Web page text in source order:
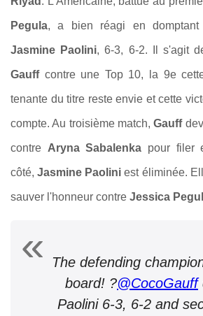
Pegula, a bien réagi en domptant
Jasmine Paolini, 6-3, 6-2. Il s'agit
Gauff contre une Top 10, la 9e
tenante du titre reste envie et cette
compte. Au troisième match,Gauff
contre Aryna Sabalenka pour filer
côté,Jasmine Paolini est éliminée.
sauver l'honneur contre Jessica
The defending
board! ?@CocoGauff
Paolini 6-3, 6-2 and